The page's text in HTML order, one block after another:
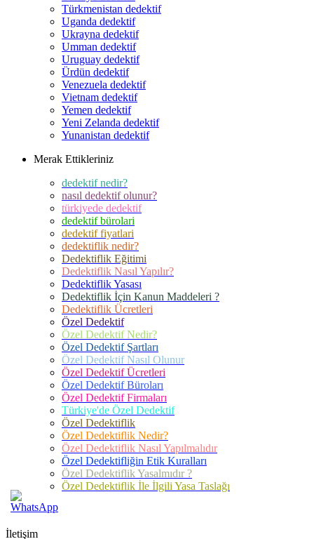
Türkmenistan dedektif
Uganda dedektif
Ukrayna dedektif
Umman dedektif
Uruguay dedektif
Ürdün dedektif
Venezuela dedektif
Vietnam dedektif
Yemen dedektif
Yeni Zelanda dedektif
Yunanistan dedektif
Merak Ettikleriniz
dedektif nedir?
nasıl dedektif olunur?
türkiyede dedektif
dedektif bürolari
dedektif fiyatlari
dedektiflik nedir?
Dedektiflik Eğitimi
Dedektiflik Nasıl Yapılır?
Dedektiflik Yasası
Dedektiflik İçin Kanun Maddeleri ?
Dedektiflik Ücretleri
Özel Dedektif
Özel Dedektif Nedir?
Özel Dedektif Şartları
Özel Dedektif Nasıl Olunur
Özel Dedektif Ücretleri
Özel Dedektif Büroları
Özel Dedektif Firmaları
Türkiye'de Özel Dedektif
Özel Dedektiflik
Özel Dedektiflik Nedir?
Özel Dedektiflik Nasıl Yapılmalıdır
Özel Dedektifliğin Etik Kuralları
Özel Dedektiflik Yasalmıdır ?
Özel Dedektiflik İle İlgili Yasa Taslağı
İletişim